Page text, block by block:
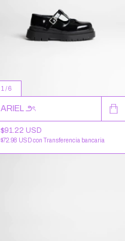
1 /6
ARIEL ౨ৎ
$91.22 USD
$72.98 USDcon Transferencia bancaria